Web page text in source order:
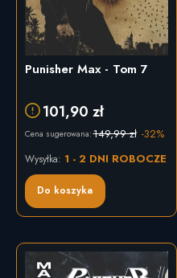
Punisher Max - Tom 7
101,90 zł
Cena sugerowana:149,99 zł -32%
Do koszyka
Wysyłka: 1 - 2 DNI ROBOCZE